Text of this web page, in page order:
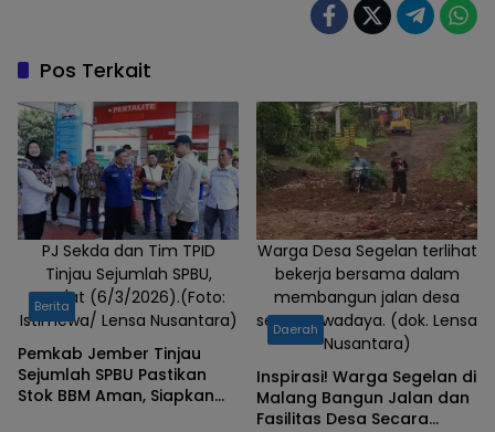
Bupati
Abah
Gunawan
dan dr.
Umar
Usman,
saat
menghadiri
acara
sosialisasi
Pilbup
Malang
Pos Terkait
PJ Sekda dan Tim TPID
Tinjau Sejumlah SPBU,
Jum'at (6/3/2026).(Foto:
Istimewa/ Lensa Nusantara)
Berita
Pemkab Jember Tinjau
Sejumlah SPBU Pastikan
Stok BBM Aman, Siapkan
Warga Desa Segelan terlihat
bekerja bersama dalam
membangun jalan desa
secara swadaya. (dok. Lensa
Nusantara)
Daerah
Inspirasi! Warga Segelan di
Malang Bangun Jalan dan
Fasilitas Desa Secara